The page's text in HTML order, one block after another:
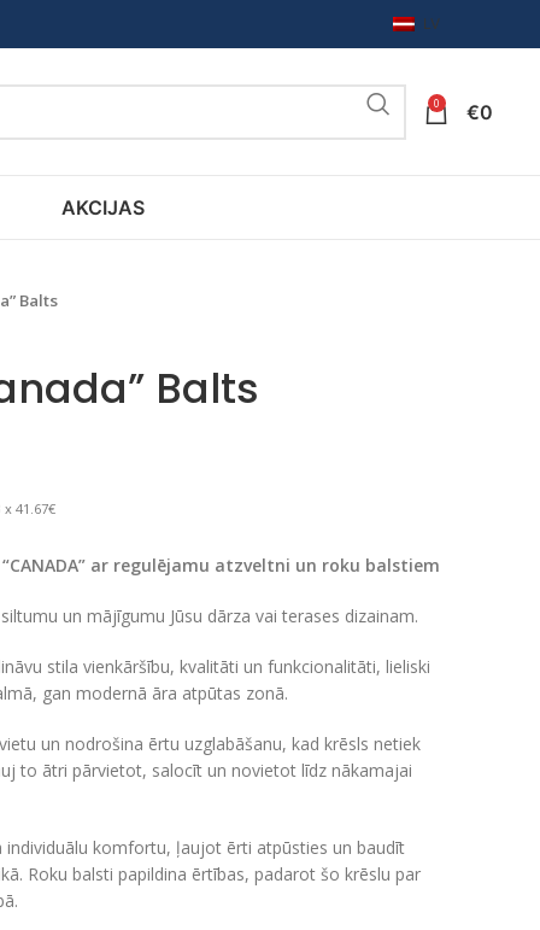
LV
0 €0
AKCIJAS
Balts
Balts
41.67€
ar regulējamu atzveltni un roku balstiem
un mājīgumu Jūsu dārza vai terases dizainam.
stila vienkāršību, kvalitāti un funkcionalitāti, lieliski
gan modernā āra atpūtas zonā.
un nodrošina ērtu uzglabāšanu, kad krēsls netiek
to ātri pārvietot, salocīt un novietot līdz nākamajai
individuālu komfortu, ļaujot ērti atpūsties un baudīt
Roku balsti papildina ērtības, padarot šo krēslu par